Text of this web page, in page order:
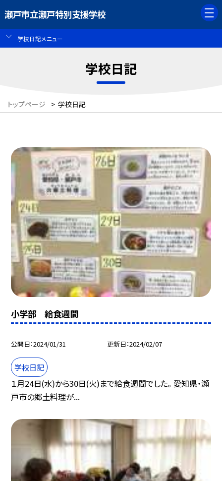
瀬戸市立瀬戸特別支援学校
学校日記メニュー
学校日記
トップページ > 学校日記
小学部 給食週間
公開日 2024/01/31 更新日 2024/02/07
学校日記
１月24日(水)から30日(火)まで給食週間でした。 愛知県・瀬
戸市の郷土料理が...